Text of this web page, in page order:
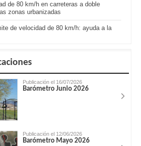
de 80 km/h en carreteras a doble
zonas urbanizadas
de velocidad de 80 km/h: ayuda a la
Publicación el 16/07/2026
Barómetro Junio 2026
Publicación el 12/06/2026
Barómetro Mayo 2026